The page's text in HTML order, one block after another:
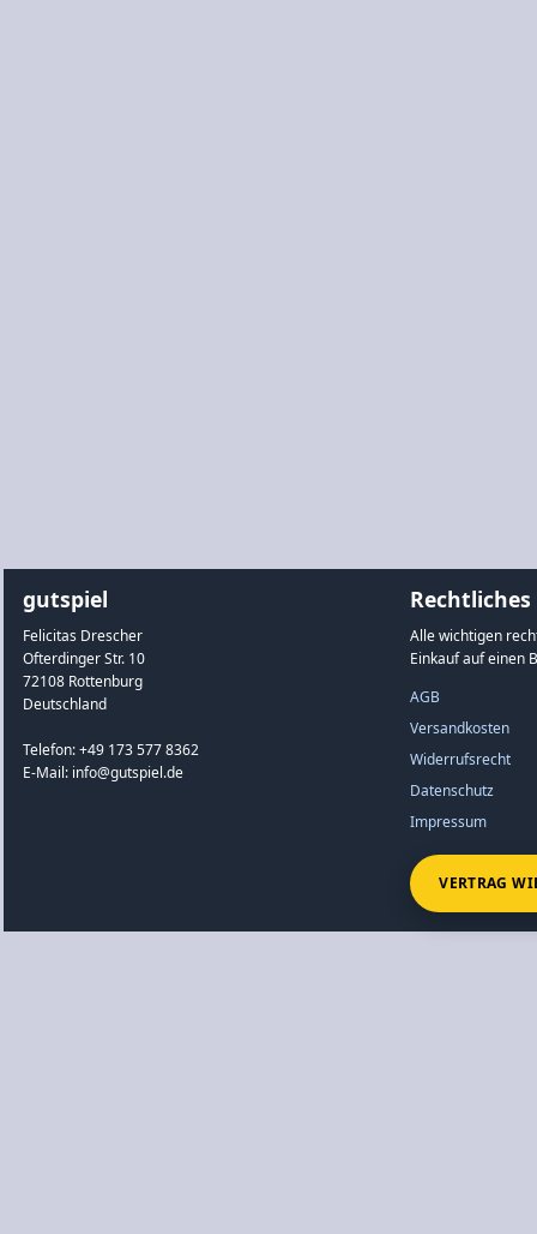
gutspiel
Felicitas Drescher
Ofterdinger Str. 10
72108 Rottenburg
Deutschland
Telefon: +49 173 577 8362
E-Mail: info@gutspiel.de
Rechtliches
Alle wichtigen
Einkauf auf einen
AGB
Versandkosten
Widerrufsrecht
Datenschutz
Impressum
VERTRAG